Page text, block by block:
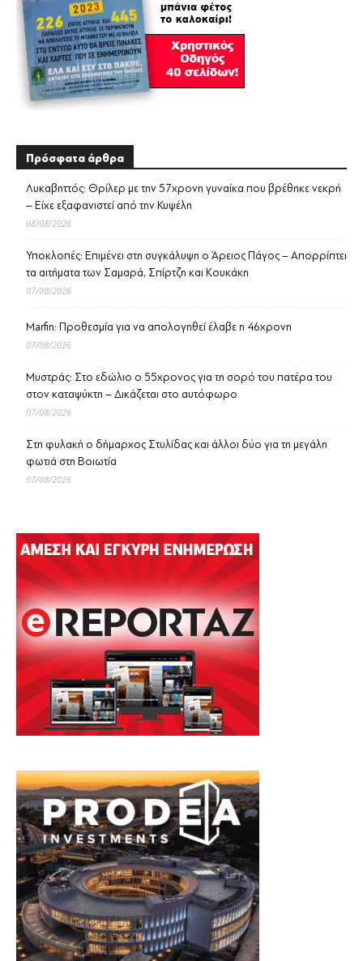
Πρόσφατα άρθρα
Λυκαβηττός: Θρίλερ με την 57χρονη γυναίκα που βρέθηκε νεκρή
– Είχε εξαφανιστεί από την Κυψέλη
08/08/2026
Υποκλοπές: Επιμένει στη συγκάλυψη ο Άρειος Πάγος – Απορρίπτει
τα αιτήματα των Σαμαρά, Σπίρτζη και Κουκάκη
07/08/2026
Marfin: Προθεσμία για να απολογηθεί έλαβε η 46χρονη
07/08/2026
Μυστράς: Στο εδώλιο ο 55χρονος για τη σορό του πατέρα του
στον καταψύκτη – Δικάζεται στο αυτόφωρο
07/08/2026
Στη φυλακή ο δήμαρχος Στυλίδας και άλλοι δύο για τη μεγάλη
φωτιά στη Βοιωτία
07/08/2026